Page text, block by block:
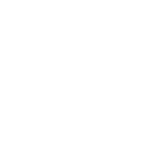
s manželskou postelí, dvě manželské postele, tři
ložnici s manželskou postelí, dvě TV, DVD
a židlemi pro stolování pod širým nebem a